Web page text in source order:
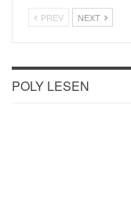
PREV NEXT
POLY LESEN